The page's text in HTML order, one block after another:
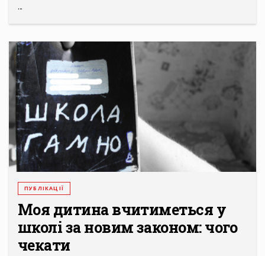
...
ПУБЛІКАЦІЇ
Моя дитина вчитиметься у
школі за новим законом: чого
чекати